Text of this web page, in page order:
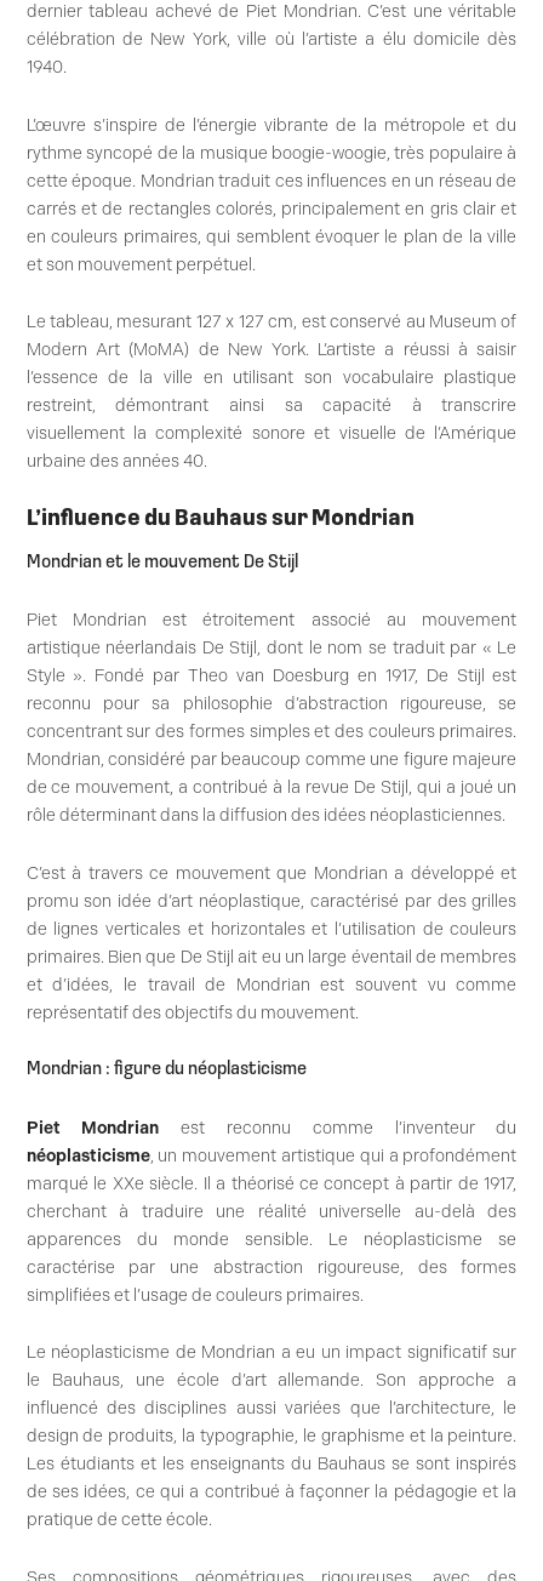
dernier tableau achevé de Piet Mondrian. C’est une véritable
célébration de New York, ville où l’artiste a élu domicile dès
1940.
L’œuvre s’inspire de l’énergie vibrante de la métropole et du
rythme syncopé de la musique boogie-woogie, très populaire à
cette époque. Mondrian traduit ces influences en un réseau de
carrés et de rectangles colorés, principalement en gris clair et
en couleurs primaires, qui semblent évoquer le plan de la ville
et son mouvement perpétuel.
Le tableau, mesurant 127 x 127 cm, est conservé au Museum of
Modern Art (MoMA) de New York. L’artiste a réussi à saisir
l’essence de la ville en utilisant son vocabulaire plastique
restreint, démontrant ainsi sa capacité à transcrire
visuellement la complexité sonore et visuelle de l’Amérique
urbaine des années 40.
L’influence du Bauhaus sur Mondrian
Mondrian et le mouvement De Stijl
Piet Mondrian est étroitement associé au mouvement
artistique néerlandais De Stijl, dont le nom se traduit par « Le
Style ». Fondé par Theo van Doesburg en 1917, De Stijl est
reconnu pour sa philosophie d’abstraction rigoureuse, se
concentrant sur des formes simples et des couleurs primaires.
Mondrian, considéré par beaucoup comme une figure majeure
de ce mouvement, a contribué à la revue De Stijl, qui a joué un
rôle déterminant dans la diffusion des idées néoplasticiennes.
C’est à travers ce mouvement que Mondrian a développé et
promu son idée d’art néoplastique, caractérisé par des grilles
de lignes verticales et horizontales et l’utilisation de couleurs
primaires. Bien que De Stijl ait eu un large éventail de membres
et d’idées, le travail de Mondrian est souvent vu comme
représentatif des objectifs du mouvement.
Mondrian : figure du néoplasticisme
Piet Mondrian est reconnu comme l’inventeur du
néoplasticisme, un mouvement artistique qui a profondément
marqué le XXe siècle. Il a théorisé ce concept à partir de 1917,
cherchant à traduire une réalité universelle au-delà des
apparences du monde sensible. Le néoplasticisme se
caractérise par une abstraction rigoureuse, des formes
simplifiées et l’usage de couleurs primaires.
Le néoplasticisme de Mondrian a eu un impact significatif sur
le Bauhaus, une école d’art allemande. Son approche a
influencé des disciplines aussi variées que l’architecture, le
design de produits, la typographie, le graphisme et la peinture.
Les étudiants et les enseignants du Bauhaus se sont inspirés
de ses idées, ce qui a contribué à façonner la pédagogie et la
pratique de cette école.